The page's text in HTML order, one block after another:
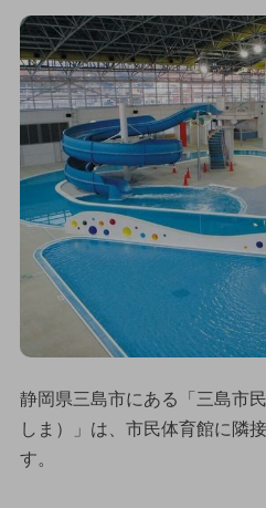
静岡県三島市にある「三島市
しま）」は、市民体育館に隣
す。